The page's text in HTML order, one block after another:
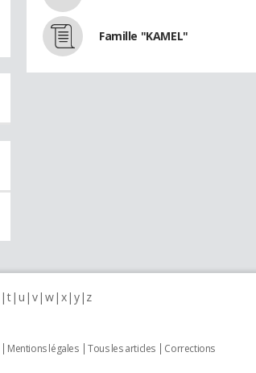
Famille "KAMEL"
t u v w x y z
Mentions légales Tous les articles
Corrections